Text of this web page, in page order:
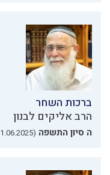
ברכות השחר
הרב אליקים לבנון
ה סיון התשפה (01.06.2025)